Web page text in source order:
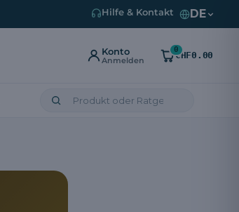
Hilfe & Kontakt DE
Konto
Anmelden
0
CHF0.00